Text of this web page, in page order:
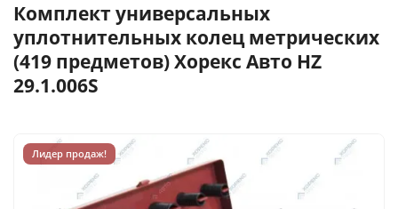
Комплект универсальных
уплотнительных колец метрических
(419 предметов) Хорекс Авто HZ
29.1.006S
Лидер продаж!